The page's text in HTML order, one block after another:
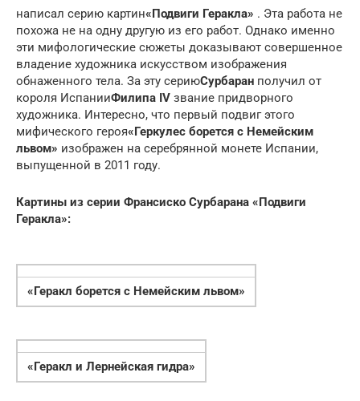
написал серию картин«Подвиги Геракла» . Эта работа не
похожа не на одну другую из его работ. Однако именно
эти мифологические сюжеты доказывают совершенное
владение художника искусством изображения
обнаженного тела. За эту сериюСурбаран получил от
короля ИспанииФилипа IV звание придворного
художника. Интересно, что первый подвиг этого
мифического героя«Геркулес борется с Немейским
львом» изображен на серебрянной монете Испании,
выпущенной в 2011 году.
Картины из серии Франсиско Сурбарана «Подвиги
Геракла»:
«Геракл борется с Немейским львом»
«Геракл и Лернейская гидра»